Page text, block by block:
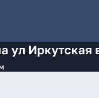
ул Иркутская